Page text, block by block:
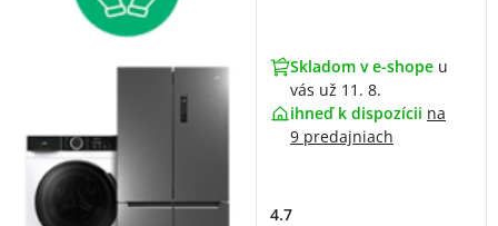
Skladom v e-shope u
vás už 11. 8.
ihneď k dispozícii na
9 predajniach
4.7